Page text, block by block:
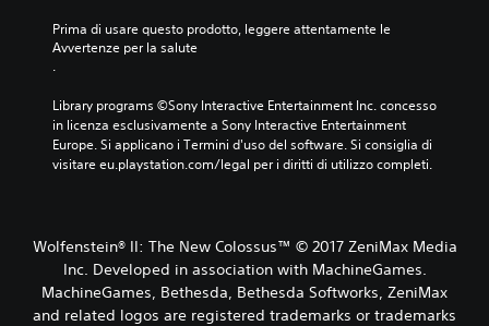
Prima di usare questo prodotto, leggere attentamente le
Avvertenze per la salute
.
Library programs ©Sony Interactive Entertainment Inc. concesso
in licenza esclusivamente a Sony Interactive Entertainment
Europe. Si applicano i Termini d'uso del software. Si consiglia di
visitare eu.playstation.com/legal per i diritti di utilizzo completi.
Wolfenstein® II: The New Colossus™ © 2017 ZeniMax Media
Inc. Developed in association with MachineGames.
MachineGames, Bethesda, Bethesda Softworks, ZeniMax
and related logos are registered trademarks or trademarks